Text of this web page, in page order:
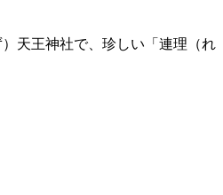
天王神社で、珍しい「連理（れ